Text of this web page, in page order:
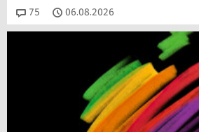
75 Kommentare
06.08.2026